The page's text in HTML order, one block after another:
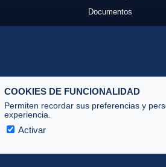
Documentos
COOKIES DE FUNCIONALIDAD
Permiten recordar sus preferencias y
experiencia.
Activar